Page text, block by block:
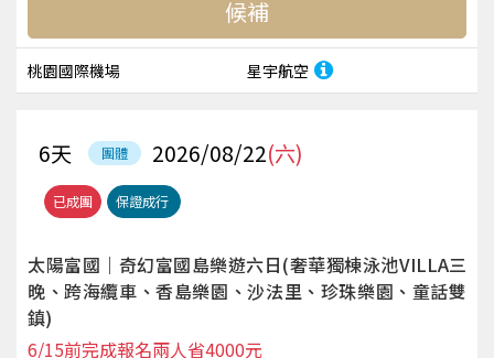
桃園國際機場 星宇航空
候補
已成團 保證成行
團體 2026/08/22(六)
6天
太陽富國｜奇幻富國島樂遊六日(奢華獨棟泳池VILLA三
晚、跨海纜車、香島樂園、沙法里、珍珠樂園、童話雙
鎮)
6/15前完成報名兩人省4000元